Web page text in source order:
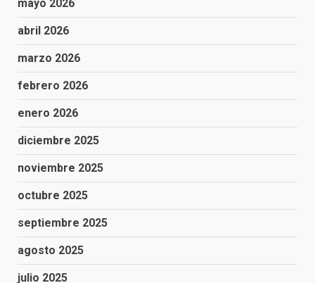
mayo 2026
abril 2026
marzo 2026
febrero 2026
enero 2026
diciembre 2025
noviembre 2025
octubre 2025
septiembre 2025
agosto 2025
julio 2025